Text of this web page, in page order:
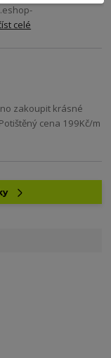
celé
zakoupit krásné
cena 199Kč/m